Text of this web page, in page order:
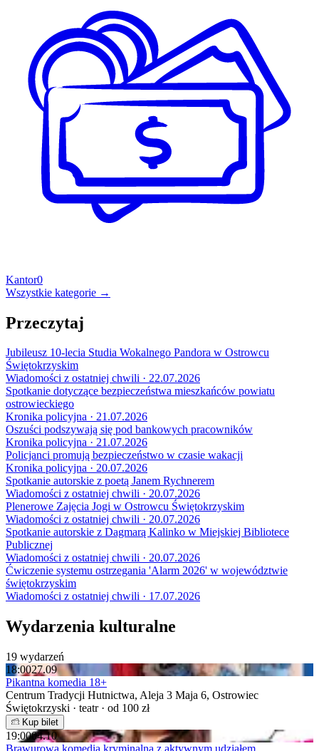
Kantor0
Wszystkie kategorie →
Przeczytaj
Jubileusz 10-lecia Studia Wokalnego Pandora w Ostrowcu
Świętokrzyskim
Wiadomości z ostatniej chwili · 22.07.2026
Spotkanie dotyczące bezpieczeństwa mieszkańców powiatu
ostrowieckiego
Kronika policyjna · 21.07.2026
Oszuści podszywają się pod bankowych pracowników
Kronika policyjna · 21.07.2026
Policjanci promują bezpieczeństwo w czasie wakacji
Kronika policyjna · 20.07.2026
Spotkanie autorskie z poetą Janem Rychnerem
Wiadomości z ostatniej chwili · 20.07.2026
Plenerowe Zajęcia Jogi w Ostrowcu Świętokrzyskim
Wiadomości z ostatniej chwili · 20.07.2026
Spotkanie autorskie z Dagmarą Kalinko w Miejskiej Bibliotece
Publicznej
Wiadomości z ostatniej chwili · 20.07.2026
Ćwiczenie systemu ostrzegania 'Alarm 2026' w województwie
świętokrzyskim
Wiadomości z ostatniej chwili · 17.07.2026
Wydarzenia kulturalne
19 wydarzeń
18:0027.09
Pikantna komedia 18+
Centrum Tradycji Hutnictwa, Aleja 3 Maja 6, Ostrowiec
Świętokrzyski · teatr · od 100 zł
Kup bilet
19:0004.10